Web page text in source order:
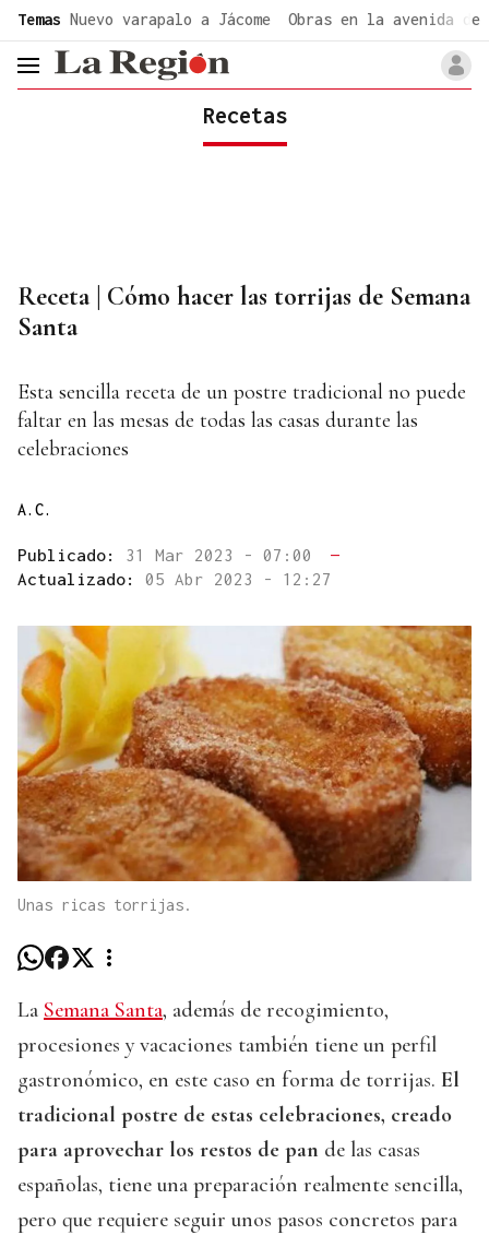
Temas Nuevo varapalo a Jácome Obras en la avenida de
header.menu.open
Recetas
Receta | Cómo hacer las torrijas de Semana
Santa
Esta sencilla receta de un postre tradicional no puede
faltar en las mesas de todas las casas durante las
celebraciones
A.C.
Publicado: 31 Mar 2023 - 07:00
—
Actualizado: 05 Abr 2023 - 12:27
Unas ricas torrijas.
La Semana Santa, además de recogimiento,
procesiones y vacaciones también tiene un perfil
gastronómico, en este caso en forma de torrijas. El
tradicional postre de estas celebraciones, creado
para aprovechar los restos de pan de las casas
españolas, tiene una preparación realmente sencilla,
pero que requiere seguir unos pasos concretos para